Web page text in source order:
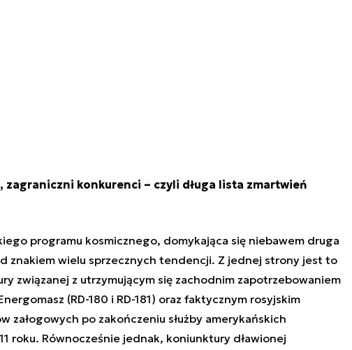
zagraniczni konkurenci – czyli długa lista zmartwień
programu kosmicznego, domykająca się niebawem druga
znakiem wielu sprzecznych tendencji. Z jednej strony jest to
związanej z utrzymującym się zachodnim zapotrzebowaniem
(RD-180 i RD-181) oraz faktycznym rosyjskim
załogowych po zakończeniu służby amerykańskich
roku. Równocześnie jednak, koniunktury dławionej